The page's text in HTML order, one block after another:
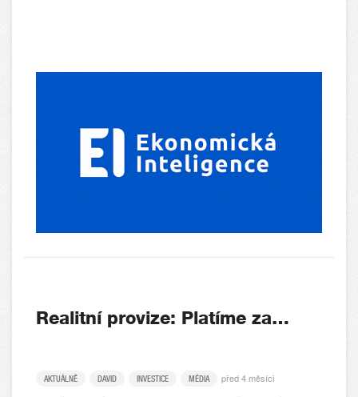
Realitní provize: Platíme za…
AKTUÁLNĚ DAVID INVESTICE MÉDIA před 4 měsíci